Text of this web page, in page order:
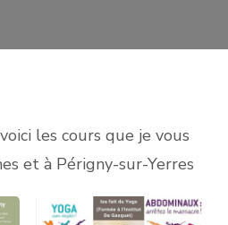
2021
END
les cours que je vous
et à Périgny-sur-Yerres